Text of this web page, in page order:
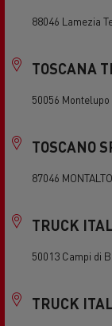
88046 Lamezia
TOSCANA
50056
TOSCANO
87046
TRUCK
50013 Campi di
TRUCK